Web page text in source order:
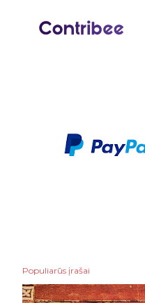
Populiarūs įrašai